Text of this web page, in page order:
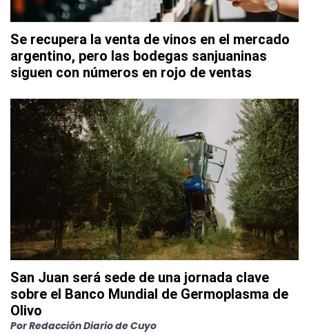
Se recupera la venta de vinos en el mercado
argentino, pero las bodegas sanjuaninas
siguen con números en rojo de ventas
San Juan será sede de una jornada clave
sobre el Banco Mundial de Germoplasma de
Olivo
PorRedacción Diario de Cuyo